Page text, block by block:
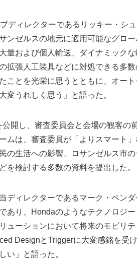
ディレクターであるリッキー・シ
ンゼルスの地元に適用可能なグロ
量および個人輸送、ダイナミック
拡張人工装具などに対処できる多
ことを光栄に思うとともに、オー
変うれしく思う」と語った。
開し、審査委員会と会場の観客の
ムは、審査委員が「よりスマート
の生活への影響、ロサンゼルス市
を検討する多数の資料を提出した。
ディレクターであるマーク・ペン
あり、Hondaのようなテクノロジ
ューションにおいて将来のモビリ
DesignとTriggerに大変感銘を受
い」と語った。